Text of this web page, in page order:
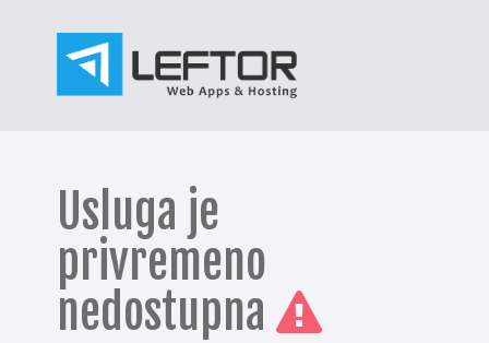
Usluga je
privremeno
nedostupna